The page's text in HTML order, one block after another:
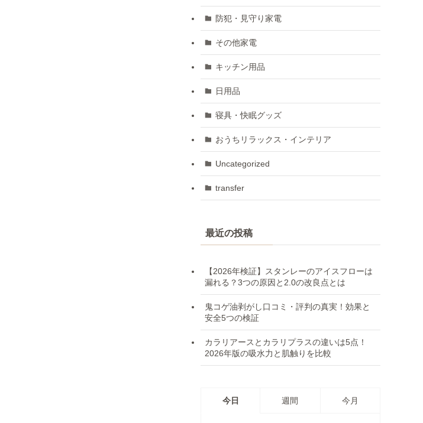
防犯・見守り家電
その他家電
キッチン用品
日用品
寝具・快眠グッズ
おうちリラックス・インテリア
Uncategorized
transfer
最近の投稿
【2026年検証】スタンレーのアイスフローは
漏れる？3つの原因と2.0の改良点とは
鬼コゲ油剥がし口コミ・評判の真実！効果と
安全5つの検証
カラリアースとカラリプラスの違いは5点！
2026年版の吸水力と肌触りを比較
今日 週間 今月